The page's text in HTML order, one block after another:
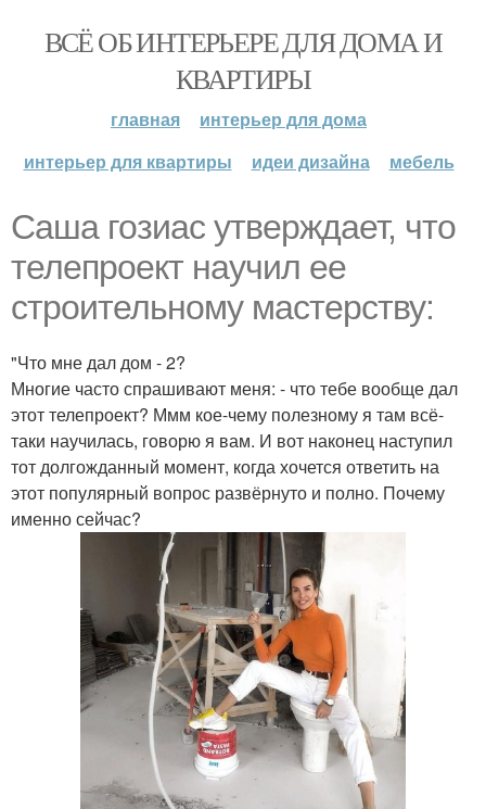
ВСЁ ОБ ИНТЕРЬЕРЕ ДЛЯ ДОМА И
КВАРТИРЫ
главная
интерьер для дома
интерьер для квартиры
идеи дизайна мебель
Саша гозиас утверждает, что
телепроект научил ее
строительному мастерству:
"Что мне дал дом - 2?
Многие часто спрашивают меня: - что тебе вообще дал
этот телепроект? Ммм кое-чему полезному я там всё-
таки научилась, говорю я вам. И вот наконец наступил
тот долгожданный момент, когда хочется ответить на
этот популярный вопрос развёрнуто и полно. Почему
именно сейчас?